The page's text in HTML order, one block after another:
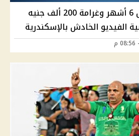
كروان مشاكل.. حبس 6 أشهر وغرامة 200 ألف جنيه
الخادش بالإسكندرية